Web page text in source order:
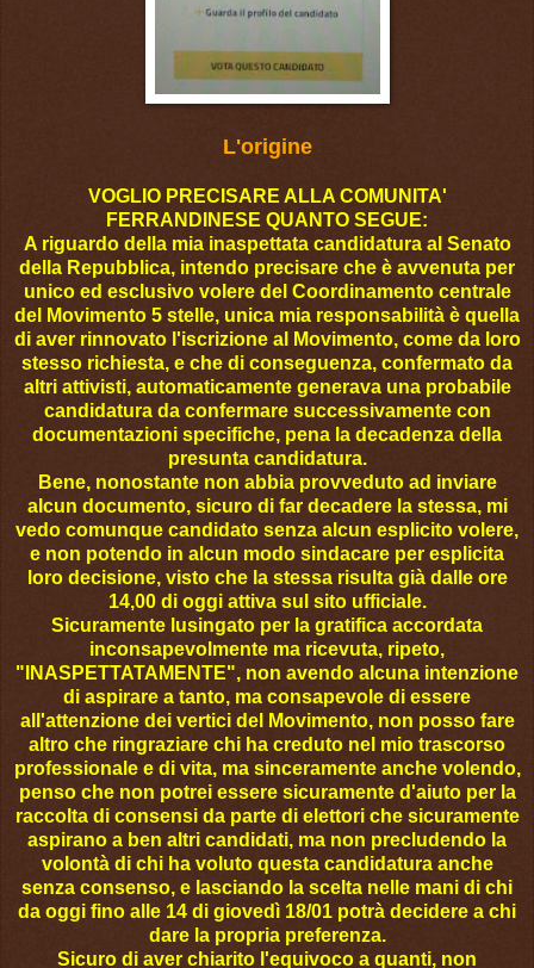
L'origine
VOGLIO PRECISARE ALLA COMUNITA'
FERRANDINESE QUANTO SEGUE:
A riguardo della mia inaspettata candidatura al Senato
della Repubblica, intendo precisare che è avvenuta per
unico ed esclusivo volere del Coordinamento centrale
del Movimento 5 stelle, unica mia responsabilità è quella
di aver rinnovato l'iscrizione al Movimento, come da loro
stesso richiesta, e che di conseguenza, confermato da
altri attivisti, automaticamente generava una probabile
candidatura da confermare successivamente con
documentazioni specifiche, pena la decadenza della
presunta candidatura.
Bene, nonostante non abbia provveduto ad inviare
alcun documento, sicuro di far decadere la stessa, mi
vedo comunque candidato senza alcun esplicito volere,
e non potendo in alcun modo sindacare per esplicita
loro decisione, visto che la stessa risulta già dalle ore
14,00 di oggi attiva sul sito ufficiale.
Sicuramente lusingato per la gratifica accordata
inconsapevolmente ma ricevuta, ripeto,
"INASPETTATAMENTE", non avendo alcuna intenzione
di aspirare a tanto, ma consapevole di essere
all'attenzione dei vertici del Movimento, non posso fare
altro che ringraziare chi ha creduto nel mio trascorso
professionale e di vita, ma sinceramente anche volendo,
penso che non potrei essere sicuramente d'aiuto per la
raccolta di consensi da parte di elettori che sicuramente
aspirano a ben altri candidati, ma non precludendo la
volontà di chi ha voluto questa candidatura anche
senza consenso, e lasciando la scelta nelle mani di chi
da oggi fino alle 14 di giovedì 18/01 potrà decidere a chi
dare la propria preferenza.
Sicuro di aver chiarito l'equivoco a quanti, non